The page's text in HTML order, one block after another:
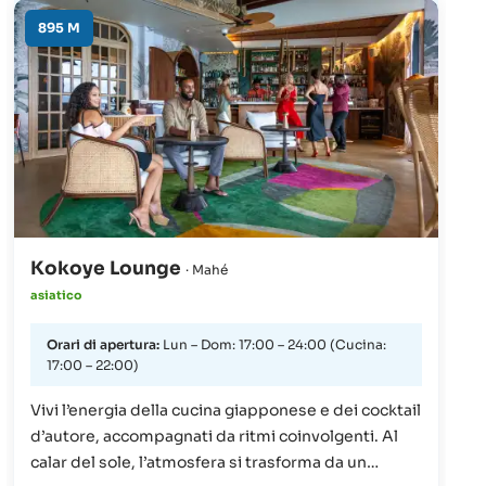
ospiti a scoprire gli stuzzicanti sapori della
regione.
895 M
Kokoye Lounge · Mahé
asiatico
Orari di apertura: Lun – Dom: 17:00 – 24:00 (Cucina:
17:00 – 22:00)
Vivi l’energia della cucina giapponese e dei cocktail
d’autore, accompagnati da ritmi coinvolgenti. Al
calar del sole, l’atmosfera si trasforma da un